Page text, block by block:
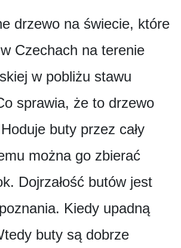
drzewo na świecie, które
Czechach na terenie
w pobliżu stawu
sprawia, że to drzewo
buty przez cały
można go zbierać
Dojrzałość butów jest
Kiedy upadną
buty są dobrze